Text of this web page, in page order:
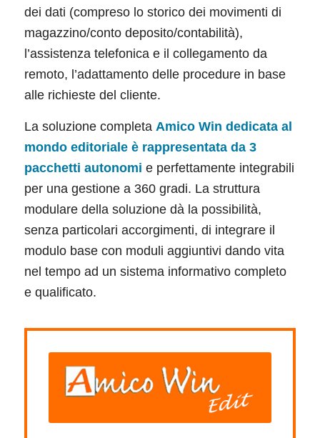
dei dati (compreso lo storico dei movimenti di
magazzino/conto deposito/contabilità),
l’assistenza telefonica e il collegamento da
remoto, l’adattamento delle procedure in base
alle richieste del cliente.
La soluzione completa Amico Win dedicata al
mondo editoriale è rappresentata da 3
pacchetti autonomi e perfettamente integrabili
per una gestione a 360 gradi. La struttura
modulare della soluzione dà la possibilità,
senza particolari accorgimenti, di integrare il
modulo base con moduli aggiuntivi dando vita
nel tempo ad un sistema informativo completo
e qualificato.